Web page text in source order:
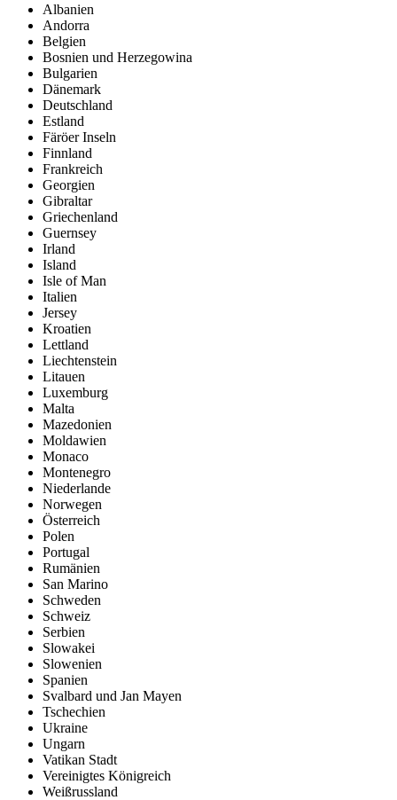
Albanien
Andorra
Belgien
Bosnien und Herzegowina
Bulgarien
Dänemark
Deutschland
Estland
Färöer Inseln
Finnland
Frankreich
Georgien
Gibraltar
Griechenland
Guernsey
Irland
Island
Isle of Man
Italien
Jersey
Kroatien
Lettland
Liechtenstein
Litauen
Luxemburg
Malta
Mazedonien
Moldawien
Monaco
Montenegro
Niederlande
Norwegen
Österreich
Polen
Portugal
Rumänien
San Marino
Schweden
Schweiz
Serbien
Slowakei
Slowenien
Spanien
Svalbard und Jan Mayen
Tschechien
Ukraine
Ungarn
Vatikan Stadt
Vereinigtes Königreich
Weißrussland